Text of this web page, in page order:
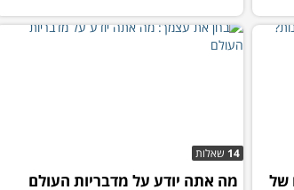
של
14 שאלות
מה אתה יודע על מדבריות העולם